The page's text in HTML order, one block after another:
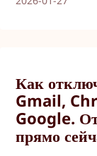
Как
Gmail,
Google.
прямо